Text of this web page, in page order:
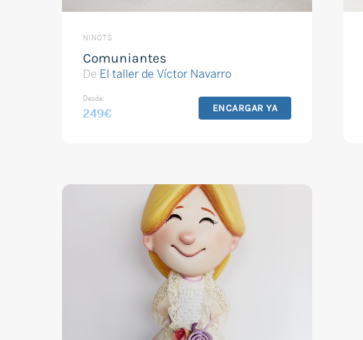
NINOTS
Comuniantes
De El taller de Víctor Navarro
Desde:
249€ ENCARGAR YA